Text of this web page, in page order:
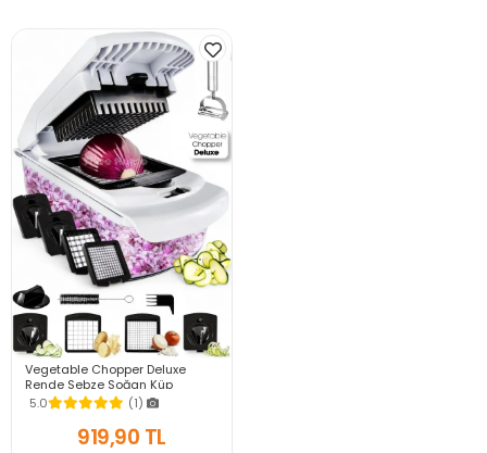
Vegetable Chopper Deluxe
Rende Sebze Soğan Küp
Doğrayıcı Dilimleyici Spiral
Kesici Dicer Rende Seti
5.0 (1)
919,90 TL